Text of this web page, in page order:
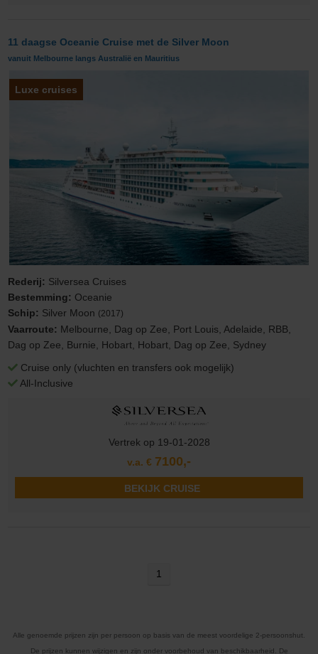
11 daagse Oceanie Cruise met de Silver Moon
vanuit Melbourne langs Australië en Mauritius
Luxe cruises
Rederij: Silversea Cruises
Bestemming: Oceanie
Schip: Silver Moon (2017)
Vaarroute: Melbourne, Dag op Zee, Port Louis, Adelaide, RBB,
Dag op Zee, Burnie, Hobart, Hobart, Dag op Zee, Sydney
Cruise only (vluchten en transfers ook mogelijk)
All-Inclusive
Vertrek op 19-01-2028
v.a. € 7100,-
BEKIJK CRUISE
1
Alle genoemde prijzen zijn per persoon op basis van de meest voordelige 2-persoonshut.
De prijzen kunnen wijzigen en zijn onder voorbehoud van beschikbaarheid. De